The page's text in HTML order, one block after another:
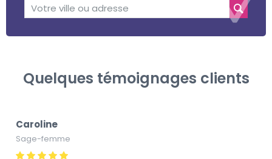
Quelques témoignages clients
Caroline
Sage-femme